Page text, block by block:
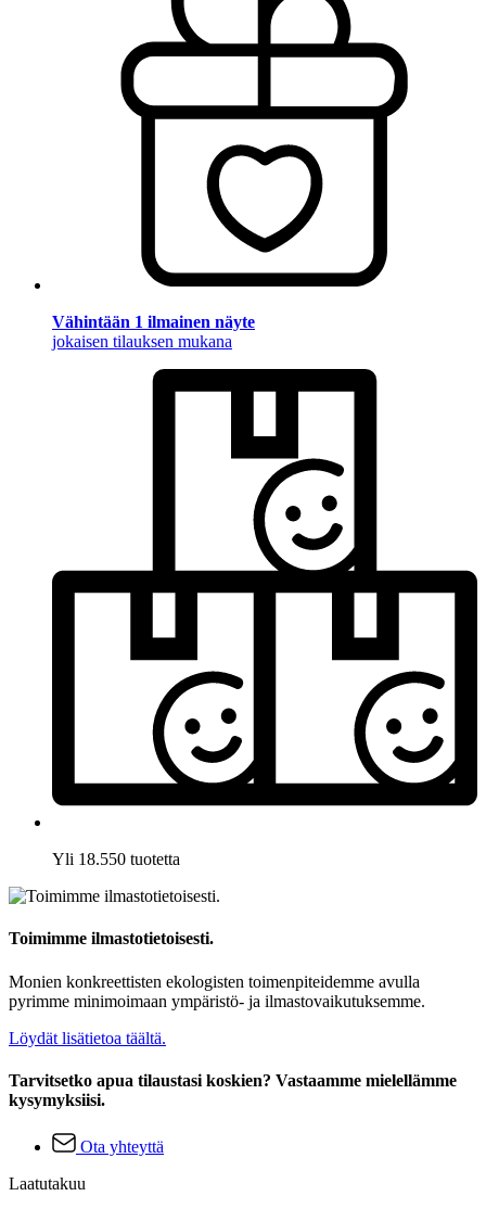
Vähintään 1 ilmainen näyte
jokaisen tilauksen mukana
Yli 18.550 tuotetta
Toimimme ilmastotietoisesti.
Monien konkreettisten ekologisten toimenpiteidemme avulla
pyrimme minimoimaan ympäristö- ja ilmastovaikutuksemme.
Löydät lisätietoa täältä.
Tarvitsetko apua tilaustasi koskien? Vastaamme mielellämme
kysymyksiisi.
Ota yhteyttä
Laatutakuu